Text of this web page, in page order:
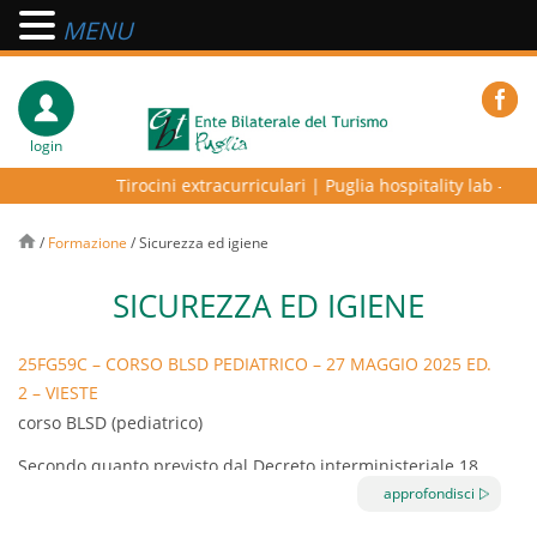
login
Tirocini extracurriculari| Puglia hospitality lab –
/ Formazione /Sicurezza ed igiene
SICUREZZA ED IGIENE
25FG59C – CORSO BLSD PEDIATRICO – 27 MAGGIO 2025 ED.
2 – VIESTE
corso BLSD (pediatrico)
Secondo quanto previsto dal Decreto interministeriale 18
marzo 2011 e vista la circolare del 16 maggio 2014 il
approfondisci
MENU